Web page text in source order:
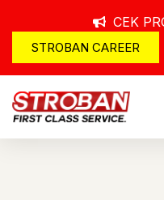
CEK
STROBAN CAREER